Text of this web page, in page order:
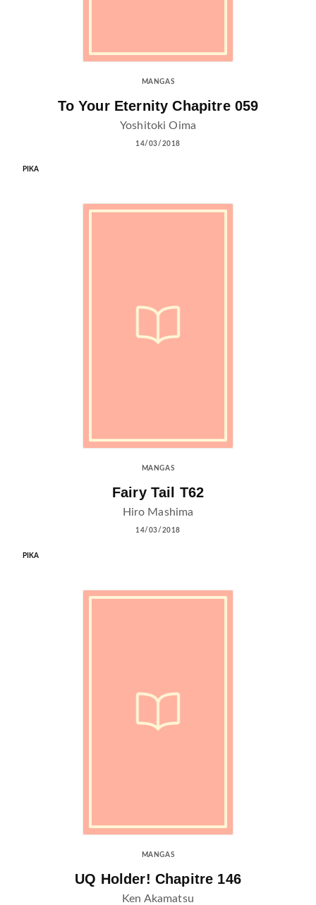
MANGAS
To Your Eternity Chapitre 059
Yoshitoki Oima
14/03/2018
PIKA
MANGAS
Fairy Tail T62
Hiro Mashima
14/03/2018
PIKA
MANGAS
UQ Holder! Chapitre 146
Ken Akamatsu